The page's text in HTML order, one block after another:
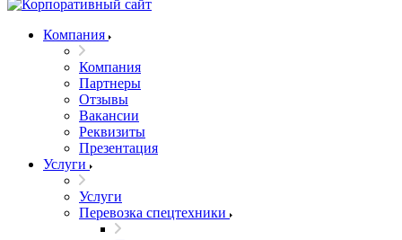
Компания
Компания
Партнеры
Отзывы
Вакансии
Реквизиты
Презентация
Услуги
Услуги
Перевозка спецтехники